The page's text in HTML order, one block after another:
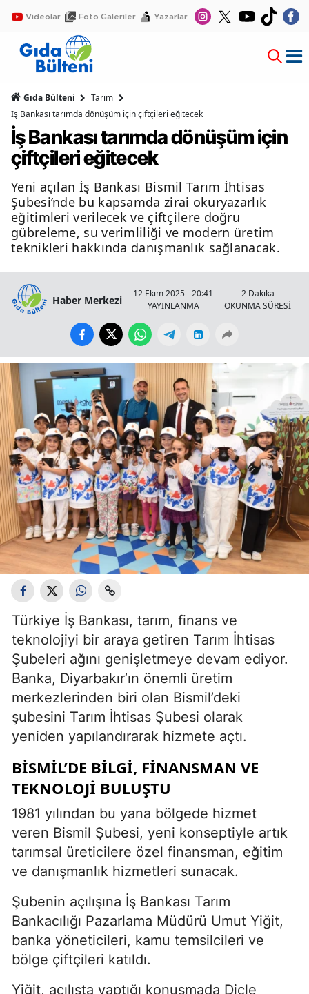
Videolar Foto Galeriler Yazarlar
Gıda Bülteni
Tarım
İş Bankası tarımda dönüşüm için çiftçileri eğitecek
İş Bankası tarımda dönüşüm için
çiftçileri eğitecek
Yeni açılan İş Bankası Bismil Tarım İhtisas
Şubesi’nde bu kapsamda zirai okuryazarlık
eğitimleri verilecek ve çiftçilere doğru
gübreleme, su verimliliği ve modern üretim
teknikleri hakkında danışmanlık sağlanacak.
Haber Merkezi
12 Ekim 2025 - 20:41
YAYINLANMA
2 Dakika
OKUNMA SÜRESİ
Türkiye İş Bankası, tarım, finans ve
teknolojiyi bir araya getiren Tarım İhtisas
Şubeleri ağını genişletmeye devam ediyor.
Banka, Diyarbakır’ın önemli üretim
merkezlerinden biri olan Bismil’deki
şubesini Tarım İhtisas Şubesi olarak
yeniden yapılandırarak hizmete açtı.
BISMIL’DE BILGI, FINANSMAN VE
TEKNOLOJI BULUŞTU
1981 yılından bu yana bölgede hizmet
veren Bismil Şubesi, yeni konseptiyle artık
tarımsal üreticilere özel finansman, eğitim
ve danışmanlık hizmetleri sunacak.
Şubenin açılışına İş Bankası Tarım
Bankacılığı Pazarlama Müdürü Umut Yiğit,
banka yöneticileri, kamu temsilcileri ve
bölge çiftçileri katıldı.
Yiğit, açılışta yaptığı konuşmada Dicle